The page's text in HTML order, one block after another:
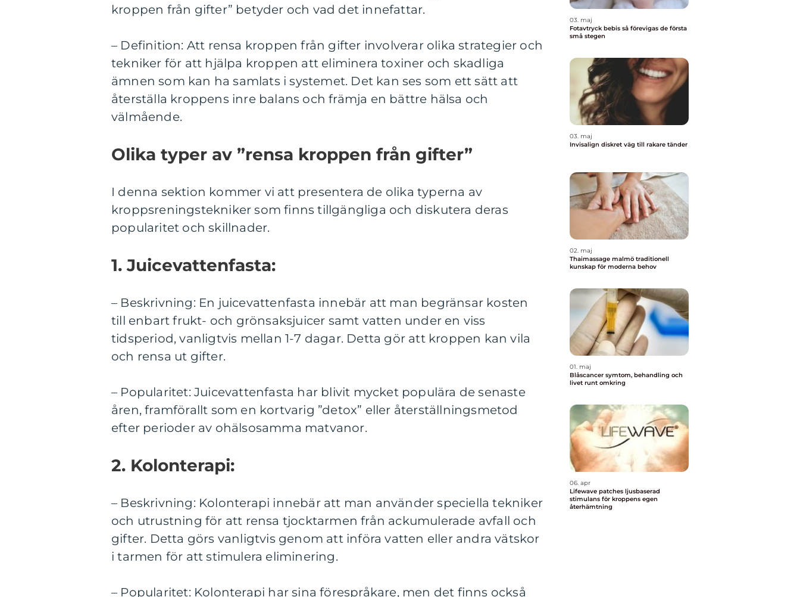
kroppen från gifter” betyder och vad det innefattar.
– Definition: Att rensa kroppen från gifter involverar olika strategier och
tekniker för att hjälpa kroppen att eliminera toxiner och skadliga
ämnen som kan ha samlats i systemet. Det kan ses som ett sätt att
återställa kroppens inre balans och främja en bättre hälsa och
välmående.
Olika typer av ”rensa kroppen från gifter”
I denna sektion kommer vi att presentera de olika typerna av
kroppsreningstekniker som finns tillgängliga och diskutera deras
popularitet och skillnader.
1. Juicevattenfasta:
– Beskrivning: En juicevattenfasta innebär att man begränsar kosten
till enbart frukt- och grönsaksjuicer samt vatten under en viss
tidsperiod, vanligtvis mellan 1-7 dagar. Detta gör att kroppen kan vila
och rensa ut gifter.
– Popularitet: Juicevattenfasta har blivit mycket populära de senaste
åren, framförallt som en kortvarig ”detox” eller återställningsmetod
efter perioder av ohälsosamma matvanor.
2. Kolonterapi:
– Beskrivning: Kolonterapi innebär att man använder speciella tekniker
och utrustning för att rensa tjocktarmen från ackumulerade avfall och
gifter. Detta görs vanligtvis genom att införa vatten eller andra vätskor
i tarmen för att stimulera eliminering.
– Popularitet: Kolonterapi har sina förespråkare, men det finns också
03. maj
Fotavtryck bebis så förevigas de första
små stegen
03. maj
Invisalign diskret väg till rakare tänder
02. maj
Thaimassage malmö traditionell
kunskap för moderna behov
01. maj
Blåscancer symtom, behandling och
livet runt omkring
06. apr
Lifewave patches ljusbaserad
stimulans för kroppens egen
återhämtning